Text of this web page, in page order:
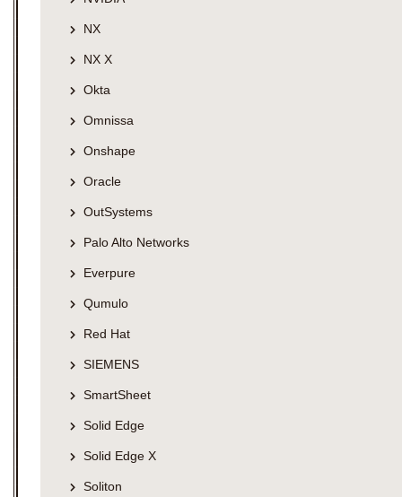
NX
NX X
Okta
Omnissa
Onshape
Oracle
OutSystems
Palo Alto Networks
Everpure
Qumulo
Red Hat
SIEMENS
SmartSheet
Solid Edge
Solid Edge X
Soliton